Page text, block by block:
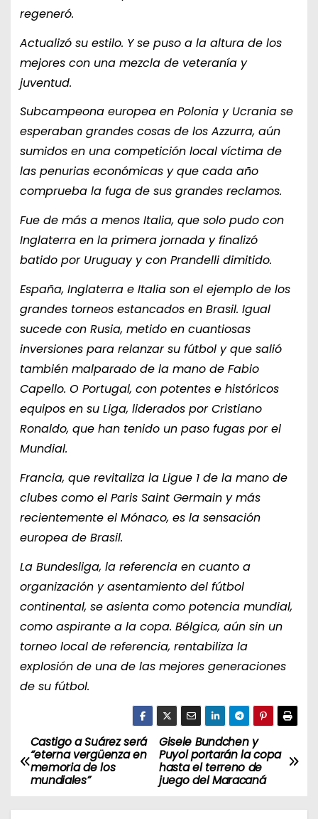
regeneró.
Actualizó su estilo. Y se puso a la altura de los
mejores con una mezcla de veteranía y
juventud.
Subcampeona europea en Polonia y Ucrania se
esperaban grandes cosas de los Azzurra, aún
sumidos en una competición local víctima de
las penurias económicas y que cada año
comprueba la fuga de sus grandes reclamos.
Fue de más a menos Italia, que solo pudo con
Inglaterra en la primera jornada y finalizó
batido por Uruguay y con Prandelli dimitido.
España, Inglaterra e Italia son el ejemplo de los
grandes torneos estancados en Brasil. Igual
sucede con Rusia, metido en cuantiosas
inversiones para relanzar su fútbol y que salió
también malparado de la mano de Fabio
Capello. O Portugal, con potentes e históricos
equipos en su Liga, liderados por Cristiano
Ronaldo, que han tenido un paso fugas por el
Mundial.
Francia, que revitaliza la Ligue 1 de la mano de
clubes como el Paris Saint Germain y más
recientemente el Mónaco, es la sensación
europea de Brasil.
La Bundesliga, la referencia en cuanto a
organización y asentamiento del fútbol
continental, se asienta como potencia mundial,
como aspirante a la copa. Bélgica, aún sin un
torneo local de referencia, rentabiliza la
explosión de una de las mejores generaciones
de su fútbol.
N
a
v
Gisele Bundchen y
Puyol portarán la copa
hasta el terreno de
juego del Maracaná
Castigo a Suárez será
“eterna vergüenza en
memoria de los
mundiales”